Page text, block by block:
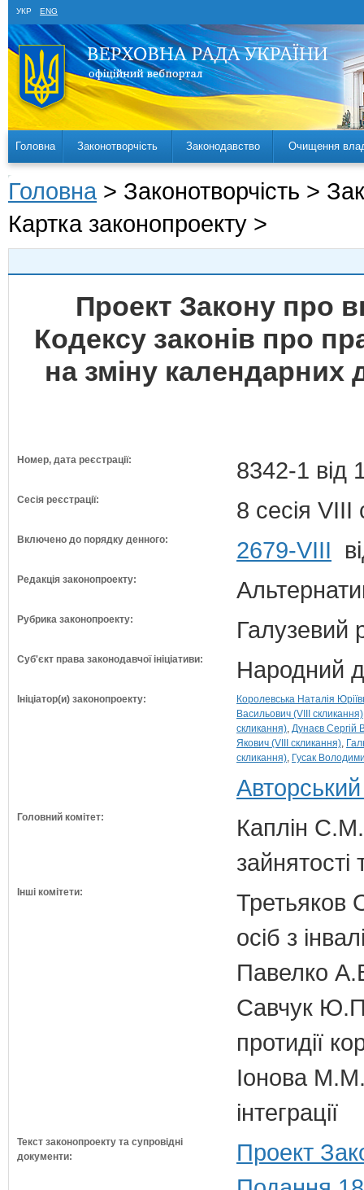
УКР ENG
Головна Законотворчість Законодавство Очищення
Головна > Законотворчість >
Картка законопроекту >
Проект Закону про
Кодексу законів про
на зміну календарних
Номер, дата реєстрації: 8342-1 від
Сесія реєстрації: 8 сесія VIII
Включено до порядку денного: 2679-VIII
Редакція законопроекту:
Рубрика законопроекту: Галузевий
Суб'єкт права законодавчої ініціативи: Народний
Ініціатор(и) законопроекту:
Королевська Наталія
Васильович (VIII скликання)
скликання) Дунаєв Сергій
Якович (VIII скликання)
скликання) Гусак
Головний комітет:
Каплін С.М.
зайнятості
Інші комітети:
Третьяков
осіб з
Павелко
Савчук Ю.П.
протидії
Іонова М.М.
інтеграції
Текст законопроекту та супровідні
документи:
Проект